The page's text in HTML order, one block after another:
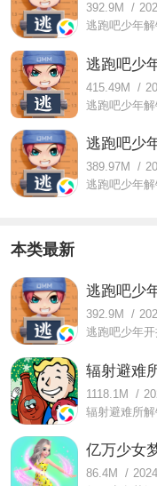
392.9M /
逃跑吧少
415.49M /
逃跑吧少
389.97M /
本类最新
逃跑吧少
392.9M /
辐射避难
1118.1M /
亿万少女
86.4M /